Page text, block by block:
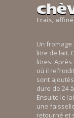
Frais,
Un fromage
litre de lait.
litres.
où il
sont
dure de 24
Ensuite le
une
retourné et